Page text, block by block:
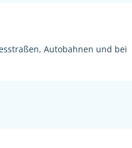
Autobahnen und bei